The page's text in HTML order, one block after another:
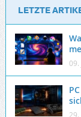
LETZTE
09.